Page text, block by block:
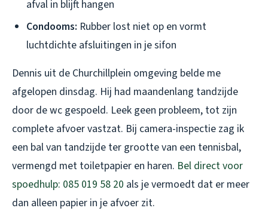
afval in blijft hangen
Condooms: Rubber lost niet op en vormt
luchtdichte afsluitingen in je sifon
Dennis uit de Churchillplein omgeving belde me
afgelopen dinsdag. Hij had maandenlang tandzijde
door de wc gespoeld. Leek geen probleem, tot zijn
complete afvoer vastzat. Bij camera-inspectie zag ik
een bal van tandzijde ter grootte van een tennisbal,
vermengd met toiletpapier en haren. Bel direct voor
spoedhulp: 085 019 58 20 als je vermoedt dat er meer
dan alleen papier in je afvoer zit.